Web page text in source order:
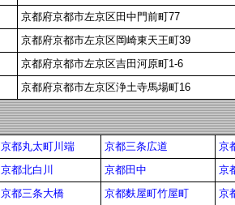
京都府京都市左京区田中門前町77
京都府京都市左京区岡崎東天王町39
京都府京都市左京区吉田河原町1-6
京都府京都市左京区浄土寺馬場町16
京都丸太町川端 京都三条広道
京
京都北白川 京都田中
京
京都三条大橋 京都麩屋町竹屋町
京